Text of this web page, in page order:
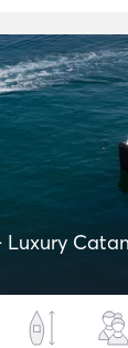
Luxury